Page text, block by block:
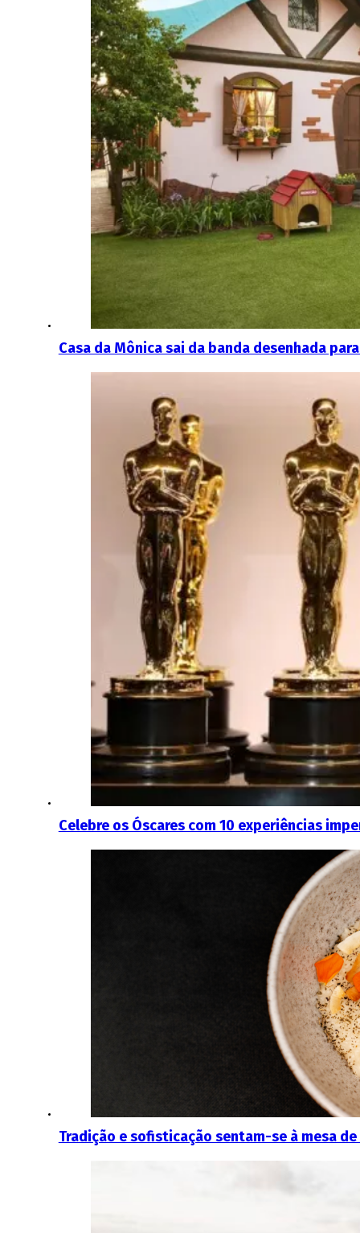
Casa da Mônica sai da banda desenhada
Celebre os Óscares com 10 experiências
Tradição e sofisticação sentam-se à mesa